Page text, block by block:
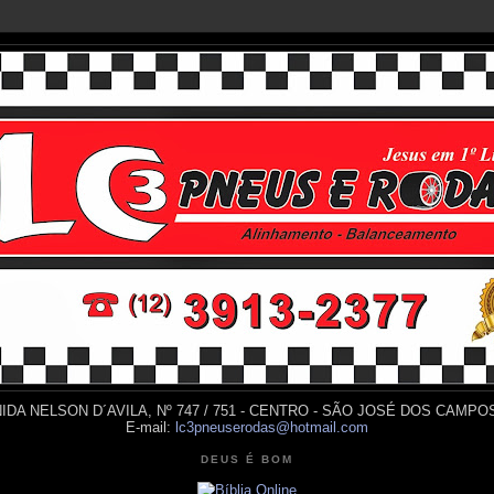
NELSON D´AVILA, Nº 747 / 751 - CENTRO - SÃO JOSÉ DOS
E-mail: lc3pneuserodas@hotmail.com
DEUS É BOM